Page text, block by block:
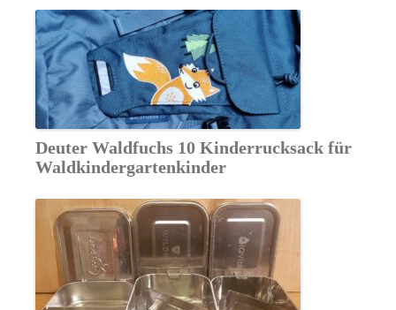
Deuter Waldfuchs 10 Kinderrucksack für
Waldkindergartenkinder